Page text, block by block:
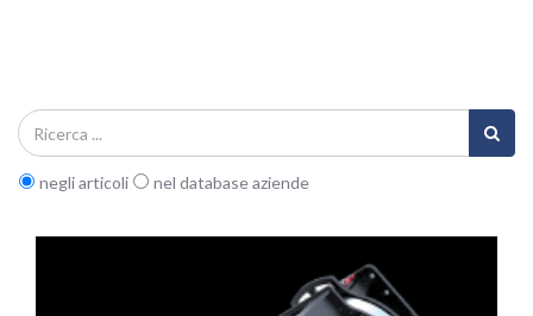
negli articoli nel database aziende